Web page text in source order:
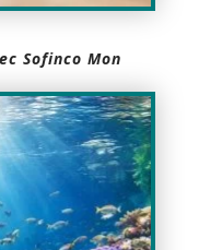
Sofinco Mon